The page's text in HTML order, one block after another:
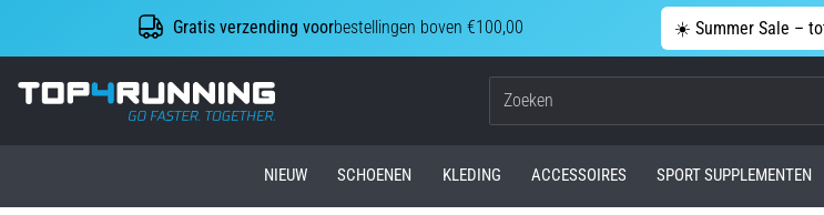
Gratis verzending voorbestellingen boven €100,00 ☀️ Summer Sale –
Top4Running.be
NIEUW SCHOENEN KLEDING ACCESSOIRES SPORT SUPPLEMENTEN